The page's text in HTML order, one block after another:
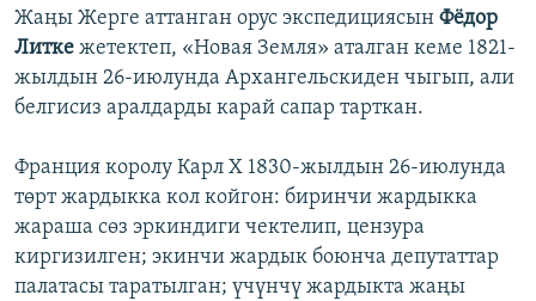
Жаңы Жерге аттанган орус экспедициясын Фёдор
Литке жетектеп, «Новая Земля» аталган кеме 1821-
жылдын 26-июлунда Архангельскиден чыгып, али
белгисиз аралдарды карай сапар тарткан.
Франция королу Карл X 1830-жылдын 26-июлунда
төрт жардыкка кол койгон: биринчи жардыкка
жараша сөз эркиндиги чектелип, цензура
киргизилген; экинчи жардык боюнча депутаттар
палатасы таратылган; үчүнчү жардыкта жаңы